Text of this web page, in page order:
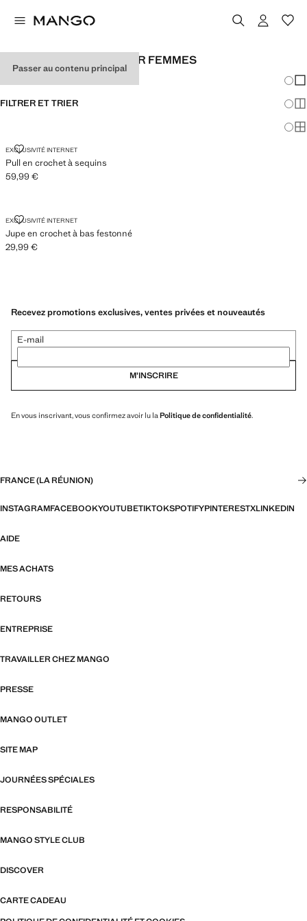
Passer au contenu principal
LOOKS DE FESTIVAL POUR FEMMES
FILTRER ET TRIER
EXCLUSIVITÉ INTERNET
Pull en crochet à sequins
PULL EN CROCHET À SEQUINS
Prix actuel [59,99 € ]
59,99 €
EXCLUSIVITÉ INTERNET
Jupe en crochet à bas festonné
JUPE EN CROCHET À BAS FESTONNÉ
Prix actuel [29,99 € ]
29,99 €
Recevez promotions exclusives, ventes privées et nouveautés
E-mail
M’INSCRIRE
En vous inscrivant, vous confirmez avoir lu la Politique de confidentialité.
FRANCE (LA RÉUNION)
INSTAGRAMFACEBOOKYOUTUBETIKTOKSPOTIFYPINTERESTXLINKEDIN
AIDE
MES ACHATS
RETOURS
ENTREPRISE
TRAVAILLER CHEZ MANGO
PRESSE
MANGO OUTLET
SITE MAP
JOURNÉES SPÉCIALES
RESPONSABILITÉ
MANGO STYLE CLUB
DISCOVER
CARTE CADEAU